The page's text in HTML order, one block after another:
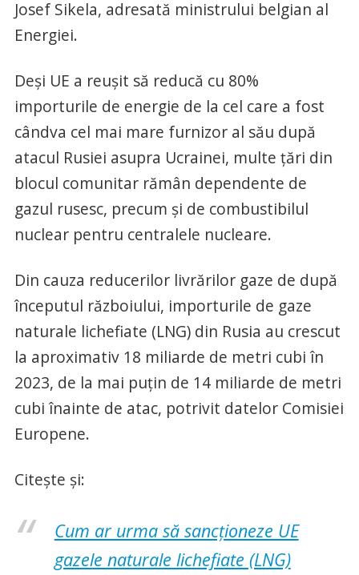
Josef Sikela, adresată ministrului belgian al
Energiei.
Deși UE a reușit să reducă cu 80%
importurile de energie de la cel care a fost
cândva cel mai mare furnizor al său după
atacul Rusiei asupra Ucrainei, multe țări din
blocul comunitar rămân dependente de
gazul rusesc, precum și de combustibilul
nuclear pentru centralele nucleare.
Din cauza reducerilor livrărilor gaze de după
începutul războiului, importurile de gaze
naturale lichefiate (LNG) din Rusia au crescut
la aproximativ 18 miliarde de metri cubi în
2023, de la mai puțin de 14 miliarde de metri
cubi înainte de atac, potrivit datelor Comisiei
Europene.
Citește și:
Cum ar urma să sancționeze UE
gazele naturale lichefiate (LNG)